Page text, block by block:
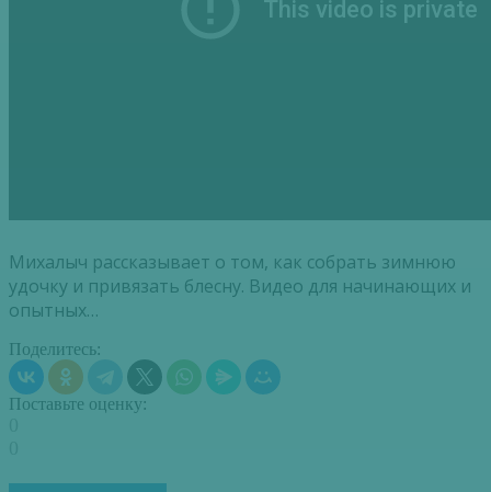
Михалыч рассказывает о том, как собрать зимнюю
удочку и привязать блесну. Видео для начинающих и
опытных…
Поделитесь:
Поставьте оценку: